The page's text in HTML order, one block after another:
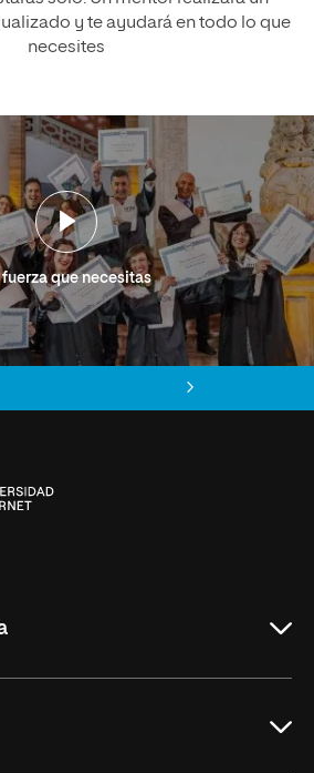
y te ayudará en todo lo que
necesites
fuerza que necesitas